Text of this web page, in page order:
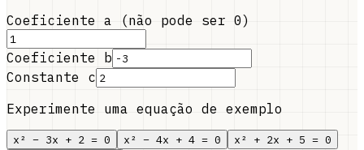
Coeficiente a (não pode ser 0)
Coeficiente b
Constante c
Experimente uma equação de exemplo
x² − 3x + 2 = 0 x² − 4x + 4 = 0
x² + 2x + 5 = 0